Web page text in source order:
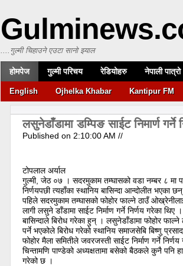
....गुल्मी चिहाउने एउटा सानो झ्याल
होमपेज गुल्मी परिचय रेडियोहरु नेपाली पात्रो
English Ojhelka Khabar Kantipur FM
लसुनेडाँडामा डम्पिङ साईट निमार्ण गर्ने
Published on 2:10:00 AM //
टोपलाल अर्याल
गुल्मी, जेठ ०७ । सदरमुकाम तम्घासको वडा नम्बर ८ मा
निर्णयपछी त्यहाँका स्थानिय बासिन्दा आन्दोलीत भएका
पहिले सदरमुकाम तम्घासको फोहोर फाल्ने ठाउँ
लागी लसुने डाँडामा साईट निर्माण गर्ने निर्णय गरेका
बासिन्दाले बिरोध गरेका हुन् । लसुनेडाँडामा फोहोर
पर्ने भएकोले बिरोध गरेको स्थानिय समाजसेबि बिष्णु
फोहोर मैला समितीले जवरजस्ती साईट निर्माण गर्ने
चिन्तामणि पाण्डेको अध्यक्षतामा बसेको बैठकले कुनै पनि
गरेको छ ।